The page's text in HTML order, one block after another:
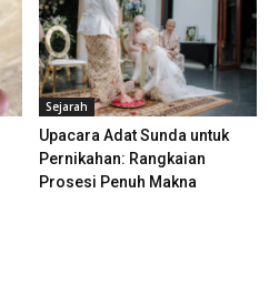
Sejarah
Upacara Adat Sunda untuk
Pernikahan: Rangkaian
Prosesi Penuh Makna